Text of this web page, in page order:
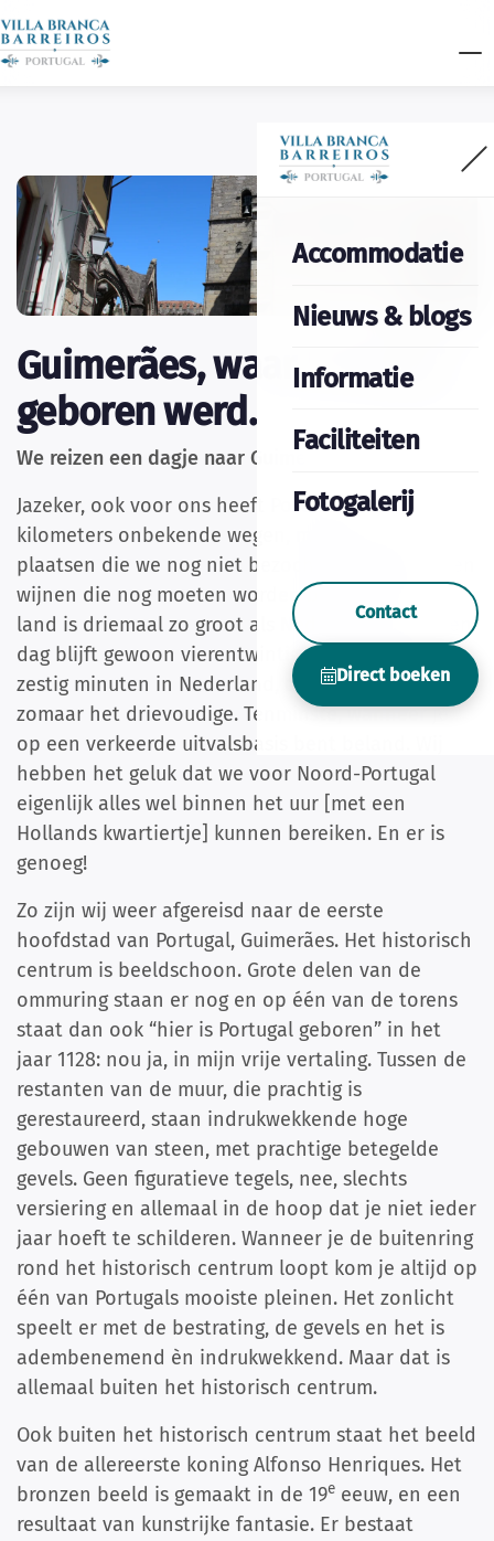
Accommodatie
Nieuws & blogs
Informatie
Faciliteiten
Fotogalerij
Contact
Direct boeken
Guimerães, waar Portugal
geboren werd.
We reizen een dagje naar Guimerães.
Jazeker, ook voor ons heeft Portugal nog
kilometers onbekende wegen, minstens zoveel
plaatsen die we nog niet bezochten, gerechten en
wijnen die nog moeten worden beproefd. Het
land is driemaal zo groot als Nederland, maar een
dag blijft gewoon vierentwintig uur. Een reisje van
zestig minuten in Nederland, duurt in Portugal
zomaar het drievoudige. Tenminste, wanneer je
op een verkeerde uitvalsbasis bent beland. Wij
hebben het geluk dat we voor Noord-Portugal
eigenlijk alles wel binnen het uur [met een
Hollands kwartiertje] kunnen bereiken. En er is
genoeg!
Zo zijn wij weer afgereisd naar de eerste
hoofdstad van Portugal, Guimerães. Het historisch
centrum is beeldschoon. Grote delen van de
ommuring staan er nog en op één van de torens
staat dan ook “hier is Portugal geboren” in het
jaar 1128: nou ja, in mijn vrije vertaling. Tussen de
restanten van de muur, die prachtig is
gerestaureerd, staan indrukwekkende hoge
gebouwen van steen, met prachtige betegelde
gevels. Geen figuratieve tegels, nee, slechts
versiering en allemaal in de hoop dat je niet ieder
jaar hoeft te schilderen. Wanneer je de buitenring
rond het historisch centrum loopt kom je altijd op
één van Portugals mooiste pleinen. Het zonlicht
speelt er met de bestrating, de gevels en het is
adembenemend èn indrukwekkend. Maar dat is
allemaal buiten het historisch centrum.
Ook buiten het historisch centrum staat het beeld
van de allereerste koning Alfonso Henriques. Het
bronzen beeld is gemaakt in de 19e eeuw, en een
resultaat van kunstrijke fantasie. Er bestaat